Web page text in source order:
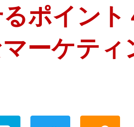
ポイント
ーケティ